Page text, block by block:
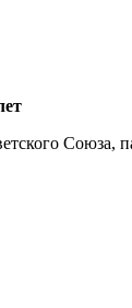
Союза,